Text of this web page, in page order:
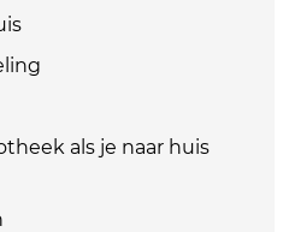
als je naar huis